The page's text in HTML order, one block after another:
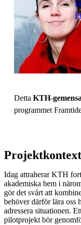
Detta KTH-
programmet
Projektkontext
Idag attraherar KTH
akademiska hem i
gör det svårt att
behöver därför lära oss
adressera situationen.
pilotprojekt bör